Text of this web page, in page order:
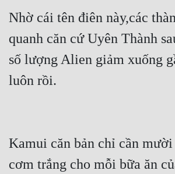
Cẩu Đạo Trường Sinh
Ngự Thú
Truyện Nam
Xây Dựng Thế Lực
Nhờ cái tên điên này,các
quanh căn cứ Uyên Thành
số lượng Alien giảm xuống
luôn rồi.
Kamui căn bản chỉ cần
cơm trắng cho mỗi bữa ăn